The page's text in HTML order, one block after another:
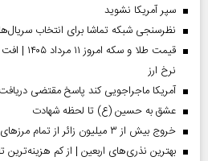
سپر آمریکا نشوید
نظرسنجی شبکه تماشا برای انتخاب
قیمت طلا
نرخ ارز
آمریکا ماجراجویی کند پاسخ مقتضی
عشق به حسین (ع) تا لحظه شهادت
خروج بیش از ۳ میلیون زائر از تمام مرز‌های کشور
بهترین نذری‌های اربعین | از کم